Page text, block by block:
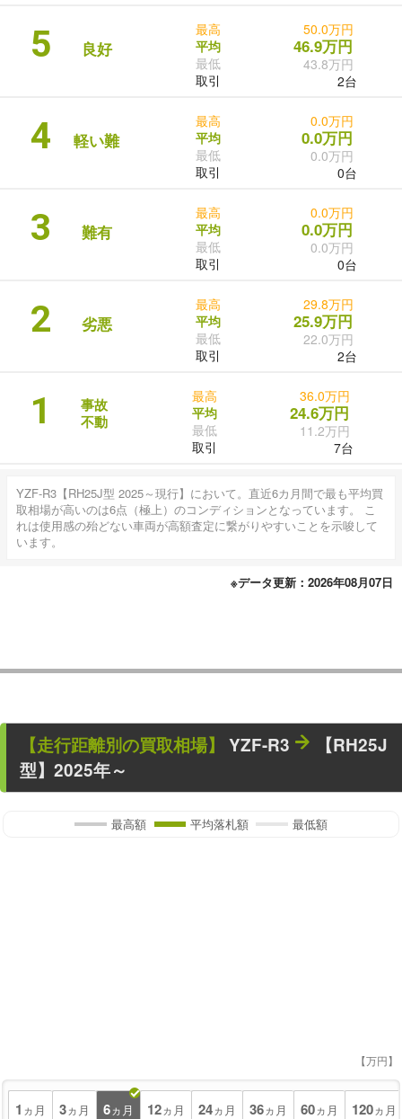
5 良好
最高
平均
最低
取引
50.0万円
46.9万円
43.8万円
2台
4 軽い難
最高
平均
最低
取引
0.0万円
0.0万円
0.0万円
0台
3 難有
最高
平均
最低
取引
0.0万円
0.0万円
0.0万円
0台
2 劣悪
最高
平均
最低
取引
29.8万円
25.9万円
22.0万円
2台
1
事故
不動
最高
平均
最低
取引
36.0万円
24.6万円
11.2万円
7台
YZF-R3【RH25J型 2025～現行】において。直近6カ月間で最も平均買
取相場が高いのは6点（極上）のコンディションとなっています。 こ
れは使用感の殆どない車両が高額査定に繋がりやすいことを示唆して
います。
※データ更新：2026年08月07日
【走行距離別の買取相場】 YZF-R3
【RH25J
型】2025年～
最高額 平均落札額 最低額
【万円】
1 ヵ月 3ヵ月 6ヵ月 12ヵ月 24ヵ月 36ヵ月 60ヵ月 120ヵ月